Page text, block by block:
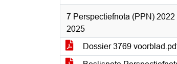
7 Perspectiefnota (PPN) 2022
2025
Dossier 3769